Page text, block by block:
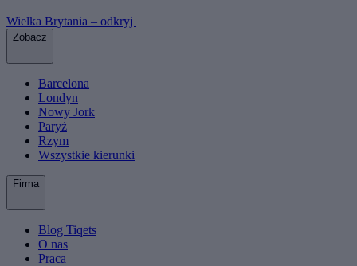
Wielka Brytania – odkryj
Zobacz
Barcelona
Londyn
Nowy Jork
Paryż
Rzym
Wszystkie kierunki
Firma
Blog Tiqets
O nas
Praca